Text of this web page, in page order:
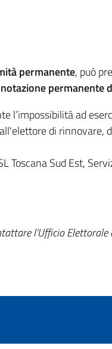
permanente, può
permanente
l’impossibilità ad
di
Sud Est,
l’Ufficio